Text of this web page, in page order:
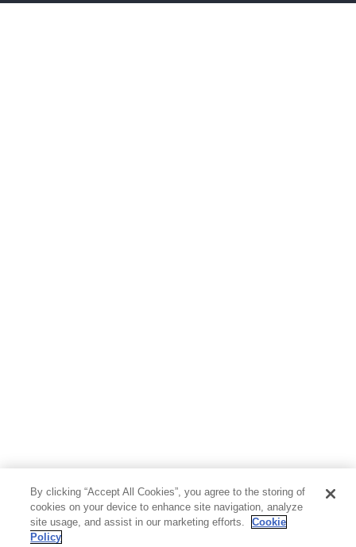
By clicking “Accept All Cookies”, you agree to the storing of
cookies on your device to enhance site navigation, analyze
site usage, and assist in our marketing efforts.
Cookie
Policy